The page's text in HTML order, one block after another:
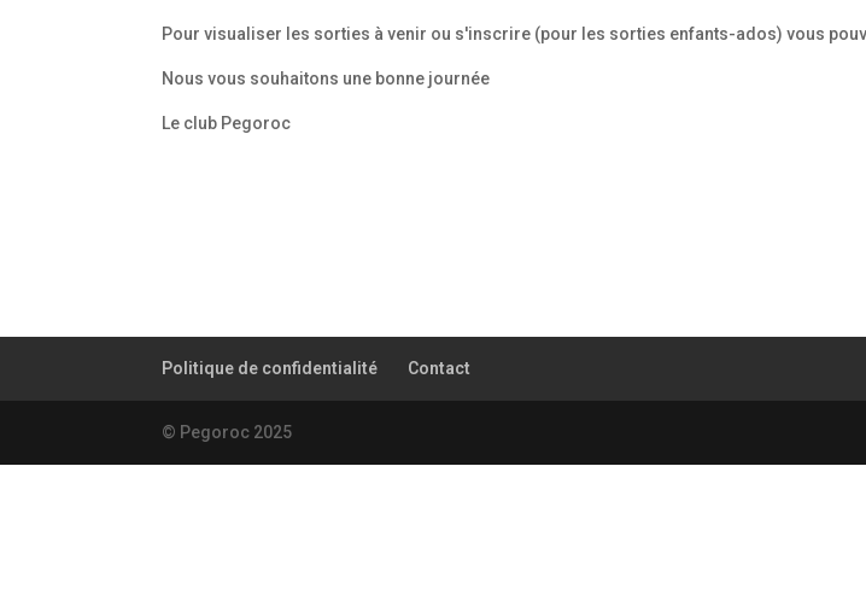
Pour visualiser les sorties à venir ou s'inscrire (pour les sorties enfants-ados) vous
Nous vous souhaitons une bonne journée
Le club Pegoroc
Politique de confidentialité Contact
© Pegoroc 2025